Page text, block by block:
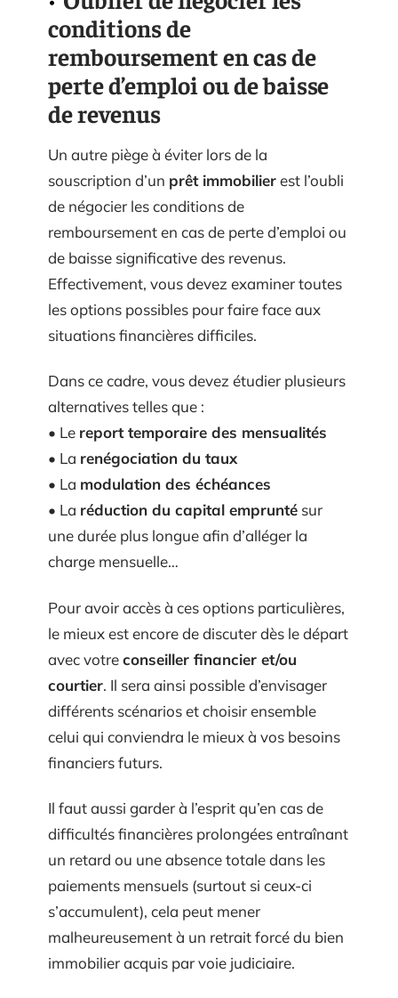
conditions de
remboursement en cas de
perte d’emploi ou de baisse
de revenus
Un autre piège à éviter lors de la
souscription d’un prêt immobilierest l’oubli
de négocier les conditions de
remboursement en cas de perte d’emploi ou
de baisse significative des revenus.
Effectivement, vous devez examiner toutes
les options possibles pour faire face aux
situations financières difficiles.
Dans ce cadre, vous devez étudier plusieurs
alternatives telles que :
• Le report temporaire des mensualités
• La renégociation du taux
• La modulation des échéances
• La réduction du capital emprunté sur
une durée plus longue afin d’alléger la
charge mensuelle…
Pour avoir accès à ces options particulières,
le mieux est encore de discuter dès le départ
avec votreconseiller financier et/ou
courtier. Il sera ainsi possible d’envisager
différents scénarios et choisir ensemble
celui qui conviendra le mieux à vos besoins
financiers futurs.
Il faut aussi garder à l’esprit qu’en cas de
difficultés financières prolongées entraînant
un retard ou une absence totale dans les
paiements mensuels (surtout si ceux-ci
s’accumulent), cela peut mener
malheureusement à un retrait forcé du bien
immobilier acquis par voie judiciaire.